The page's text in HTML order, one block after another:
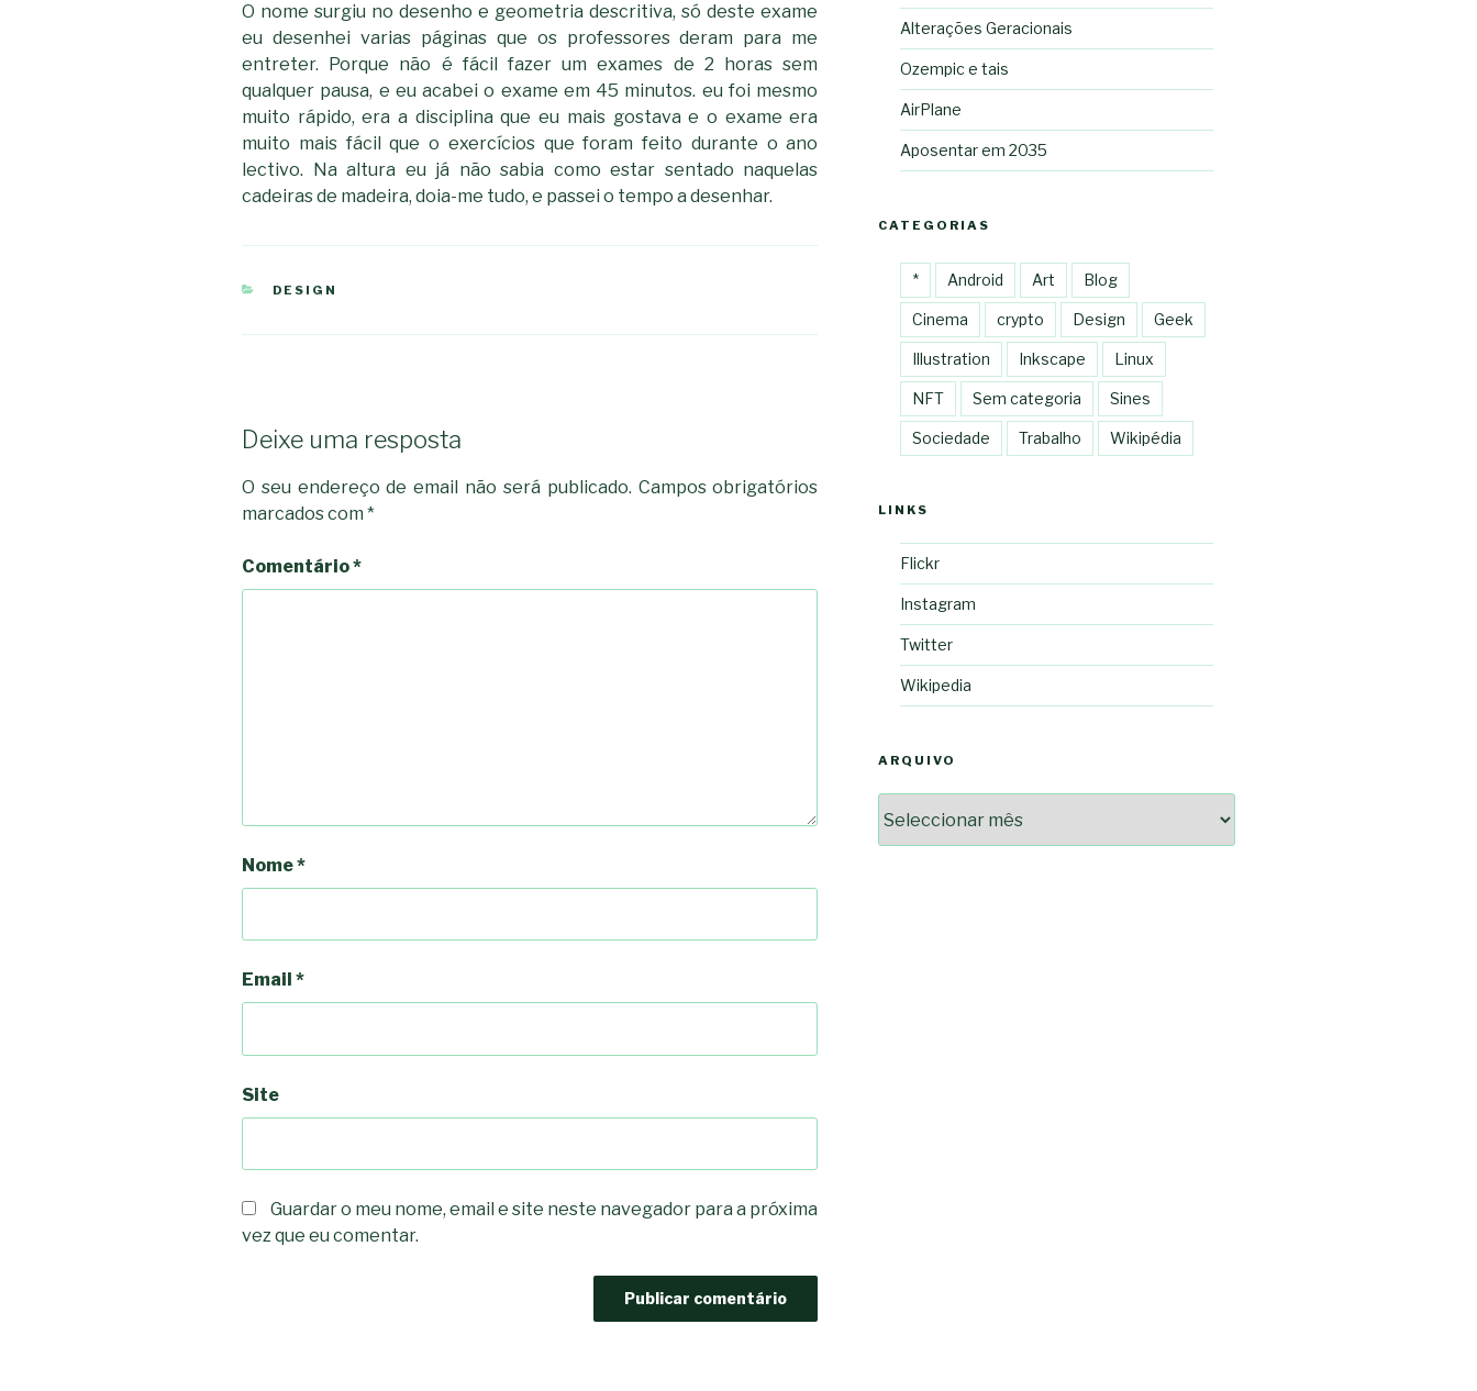
O nome surgiu no desenho e geometria descritiva, só deste exame
eu desenhei varias páginas que os professores deram para me
entreter. Porque não é fácil fazer um exames de 2 horas sem
qualquer pausa, e eu acabei o exame em 45 minutos. eu foi mesmo
muito rápido, era a disciplina que eu mais gostava e o exame era
muito mais fácil que o exercícios que foram feito durante o ano
lectivo. Na altura eu já não sabia como estar sentado naquelas
cadeiras de madeira, doia-me tudo, e passei o tempo a desenhar.
CATEGORIAS
DESIGN
Deixe uma resposta
O seu endereço de email não será publicado. Campos obrigatórios
marcados com *
Comentário*
Nome*
Email *
Site
Guardar o meu nome, email e site neste navegador para a próxima
vez que eu comentar.
Alterações Geracionais
Ozempic e tais
AirPlane
Aposentar em 2035
CATEGORIAS
* Android Art Blog
Cinema crypto Design Geek
Illustration Inkscape Linux
NFT Sem categoria Sines
Sociedade Trabalho Wikipédia
LINKS
Flickr
Instagram
Twitter
Wikipedia
ARQUIVO